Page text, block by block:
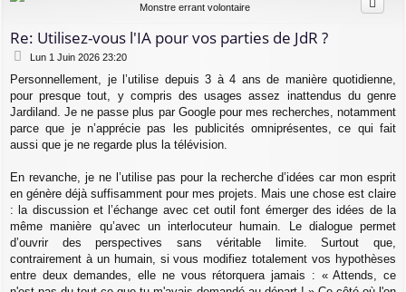
Monstre errant volontaire
Re: Utilisez-vous l'IA pour vos parties de JdR ?
M
s
s
a
Lun 1 Juin 2026 23:20
Personnellement, je l’utilise depuis 3 à 4 ans de manière quotidienne,
pour presque tout, y compris des usages assez inattendus du genre
Jardiland. Je ne passe plus par Google pour mes recherches, notamment
parce que je n’apprécie pas les publicités omniprésentes, ce qui fait
aussi que je ne regarde plus la télévision.
En revanche, je ne l’utilise pas pour la recherche d’idées car mon esprit
en génère déjà suffisamment pour mes projets. Mais une chose est claire
: la discussion et l’échange avec cet outil font émerger des idées de la
même manière qu’avec un interlocuteur humain. Le dialogue permet
d’ouvrir des perspectives sans véritable limite. Surtout que,
contrairement à un humain, si vous modifiez totalement vos hypothèses
entre deux demandes, elle ne vous rétorquera jamais : « Attends, ce